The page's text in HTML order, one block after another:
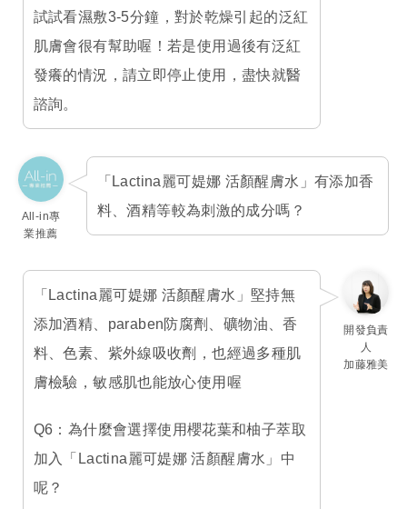
試試看濕敷3-5分鐘，對於乾燥引起的泛紅
肌膚會很有幫助喔！若是使用過後有泛紅
發癢的情況，請立即停止使用，盡快就醫
諮詢。
All-in專
業推薦
「Lactina麗可媞娜 活顏醒膚水」有添加香
料、酒精等較為刺激的成分嗎？
開發負責
人
加藤雅美
「Lactina麗可媞娜 活顏醒膚水」堅持無
添加酒精、paraben防腐劑、礦物油、香
料、色素、紫外線吸收劑，也經過多種肌
膚檢驗，敏感肌也能放心使用喔
Q6：為什麼會選擇使用櫻花葉和柚子萃取
加入「Lactina麗可媞娜 活顏醒膚水」中
呢？